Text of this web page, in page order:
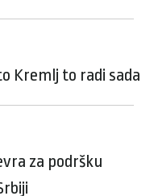
Kremlj to radi sada
za podršku